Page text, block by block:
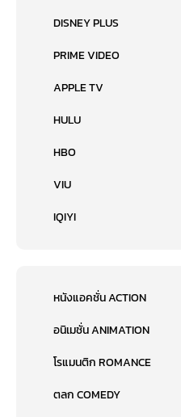
DISNEY PLUS
PRIME VIDEO
APPLE TV
HULU
HBO
VIU
IQIYI
หนังแอคชั่น ACTION
อนิเมชั่น ANIMATION
โรแมนติก ROMANCE
ตลก COMEDY